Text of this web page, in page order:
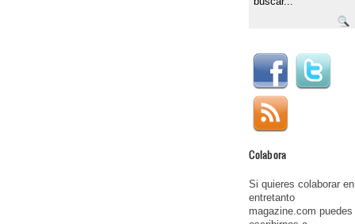
Colabora
Si quieres colaborar en
entretanto
magazine.com puedes